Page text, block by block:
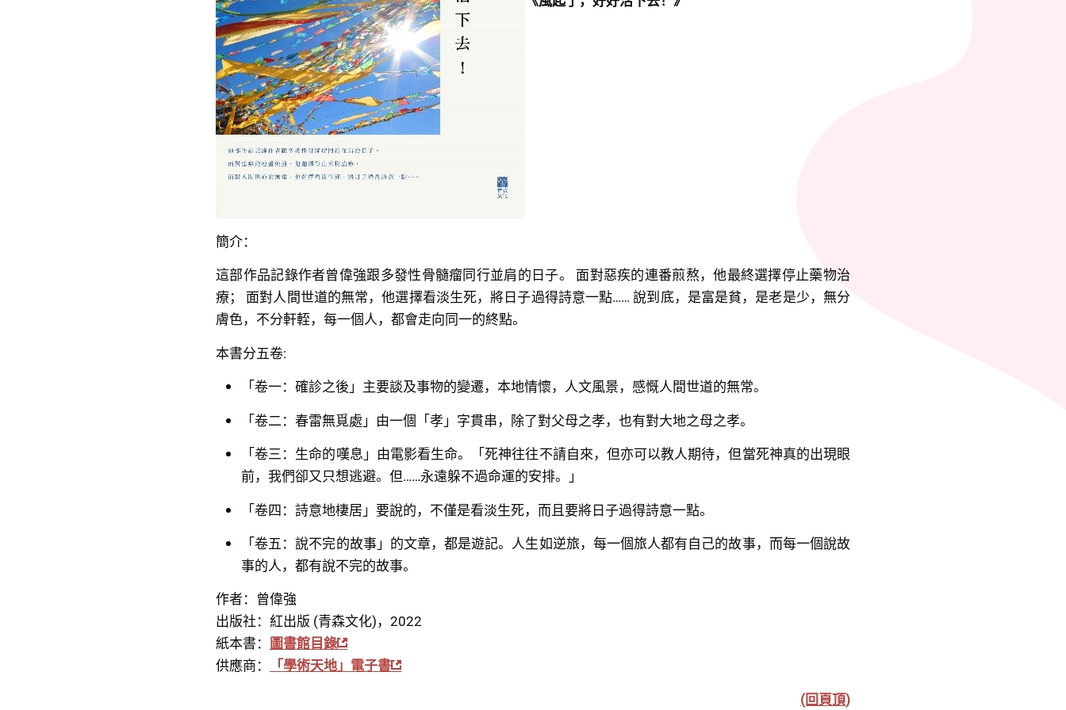
簡介：
這部作品記錄作者曾偉強跟多發性骨髓瘤同行並肩的日子。 面對惡疾的連番煎熬，他最終選擇停止藥物治
療； 面對人間世道的無常，他選擇看淡生死，將日子過得詩意一點…… 說到底，是富是貧，是老是少，無分
膚色，不分軒輊，每一個人，都會走向同一的終點。
本書分五卷:
「卷一：確診之後」主要談及事物的變遷，本地情懷，人文風景，感慨人間世道的無常。
「卷二：春雷無覓處」由一個「孝」字貫串，除了對父母之孝，也有對大地之母之孝。
「卷三：生命的嘆息」由電影看生命。「死神往往不請自來，但亦可以教人期待，但當死神真的出現眼
前，我們卻又只想逃避。但……永遠躲不過命運的安排。」
「卷四：詩意地棲居」要說的，不僅是看淡生死，而且要將日子過得詩意一點。
「卷五：說不完的故事」的文章，都是遊記。人生如逆旅，每一個旅人都有自己的故事，而每一個說故
事的人，都有說不完的故事。
作者：曾偉強
出版社：紅出版 (青森文化)，2022
紙本書： 圖書館目錄
供應商：
「學術天地」電子書
(回頁頂)